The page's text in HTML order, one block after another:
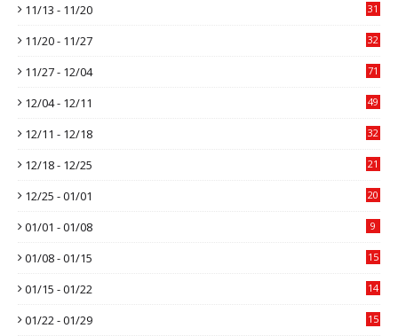
11/13 - 11/20 31
11/20 - 11/27 32
11/27 - 12/04 71
12/04 - 12/11 49
12/11 - 12/18 32
12/18 - 12/25 21
12/25 - 01/01 20
01/01 - 01/08 9
01/08 - 01/15 15
01/15 - 01/22 14
01/22 - 01/29 15